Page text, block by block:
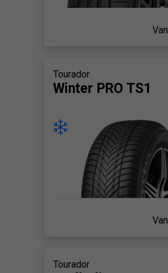
Van
Tourador
Winter PRO TS1
Van
Tourador